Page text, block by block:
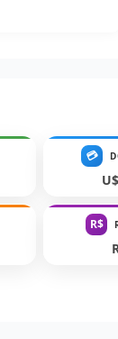
💳
R$